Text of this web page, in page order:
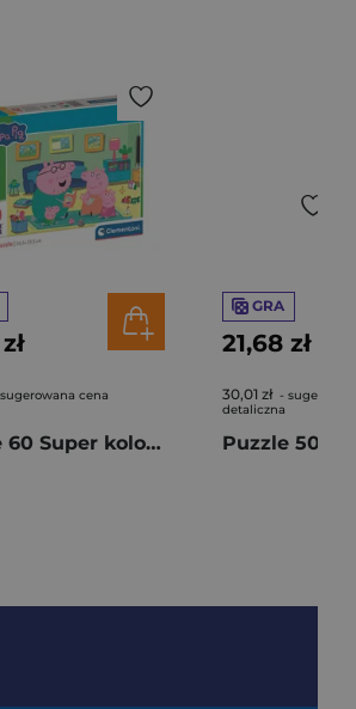
cena
Puzzle 60 Super kolor Peppa Pig 26312
GRA
21,68 zł
30,01 zł -
detaliczna